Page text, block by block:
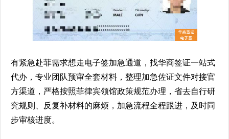
有紧急赴菲需求想走电子签加急通道，找华商签证一站式
代办，专业团队预审全套材料，整理加急佐证文件对接官
方渠道，严格按照菲律宾领馆政策规范办理，省去自行研
究规则、反复补材料的麻烦，加急流程全程跟进，及时同
步审核进度。